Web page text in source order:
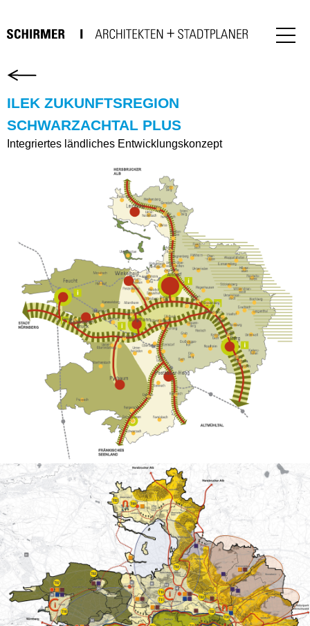
ILEK ZUKUNFTSREGION
SCHWARZACHTAL PLUS
Integriertes ländliches Entwicklungskonzept